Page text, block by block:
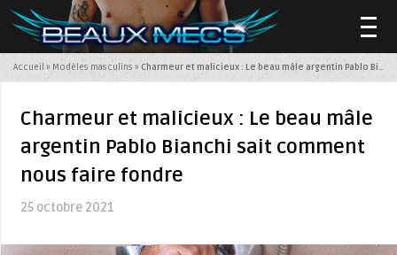
Accueil » Modèles masculins » Charmeur et malicieux : Le beau mâle argentin Pablo Bianchi sait comment nous faire fondre
Charmeur et malicieux : Le beau mâle
argentin Pablo Bianchi sait comment
nous faire fondre
25 octobre 2021